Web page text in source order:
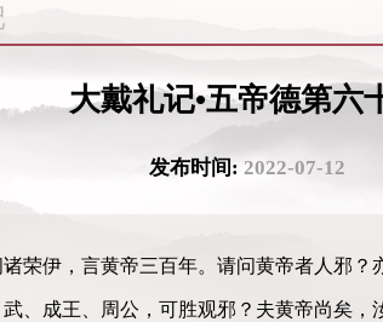
大戴礼记•五帝德第六
发布时间: 2022-07-12
荣伊，言黄帝三百年。请问黄帝者人邪？
、成王、周公，可胜观邪？夫黄帝尚矣，